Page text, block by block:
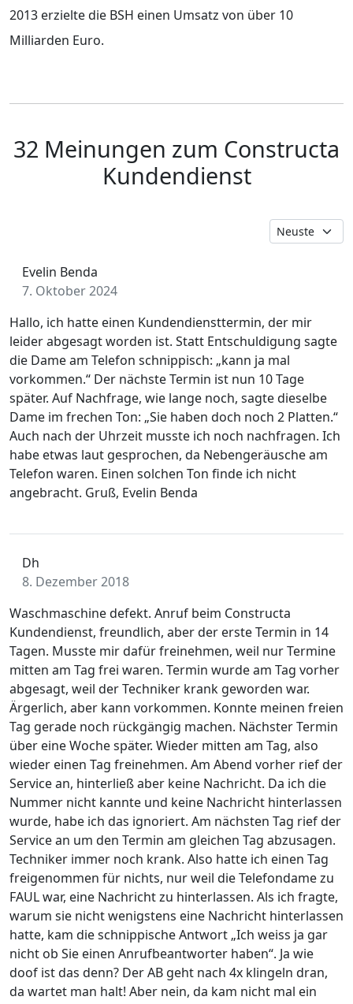
2013 erzielte die BSH einen Umsatz von über 10
Milliarden Euro.
32 Meinungen zum Constructa
Kundendienst
Evelin Benda
7. Oktober 2024
Hallo, ich hatte einen Kundendiensttermin, der mir
leider abgesagt worden ist. Statt Entschuldigung sagte
die Dame am Telefon schnippisch: „kann ja mal
vorkommen.“ Der nächste Termin ist nun 10 Tage
später. Auf Nachfrage, wie lange noch, sagte dieselbe
Dame im frechen Ton: „Sie haben doch noch 2 Platten.“
Auch nach der Uhrzeit musste ich noch nachfragen. Ich
habe etwas laut gesprochen, da Nebengeräusche am
Telefon waren. Einen solchen Ton finde ich nicht
angebracht. Gruß, Evelin Benda
Dh
8. Dezember 2018
Waschmaschine defekt. Anruf beim Constructa
Kundendienst, freundlich, aber der erste Termin in 14
Tagen. Musste mir dafür freinehmen, weil nur Termine
mitten am Tag frei waren. Termin wurde am Tag vorher
abgesagt, weil der Techniker krank geworden war.
Ärgerlich, aber kann vorkommen. Konnte meinen freien
Tag gerade noch rückgängig machen. Nächster Termin
über eine Woche später. Wieder mitten am Tag, also
wieder einen Tag freinehmen. Am Abend vorher rief der
Service an, hinterließ aber keine Nachricht. Da ich die
Nummer nicht kannte und keine Nachricht hinterlassen
wurde, habe ich das ignoriert. Am nächsten Tag rief der
Service an um den Termin am gleichen Tag abzusagen.
Techniker immer noch krank. Also hatte ich einen Tag
freigenommen für nichts, nur weil die Telefondame zu
FAUL war, eine Nachricht zu hinterlassen. Als ich fragte,
warum sie nicht wenigstens eine Nachricht hinterlassen
hatte, kam die schnippische Antwort „Ich weiss ja gar
nicht ob Sie einen Anrufbeantworter haben“. Ja wie
doof ist das denn? Der AB geht nach 4x klingeln dran,
da wartet man halt! Aber nein, da kam nicht mal ein